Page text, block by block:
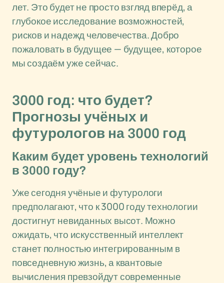
лет. Это будет не просто взгляд вперёд, а
глубокое исследование возможностей,
рисков и надежд человечества. Добро
пожаловать в будущее — будущее, которое
мы создаём уже сейчас.
3000 год: что будет?
Прогнозы учёных и
футурологов на 3000 год
Каким будет уровень технологий
в 3000 году?
Уже сегодня учёные и футурологи
предполагают, что к 3000 году технологии
достигнут невиданных высот. Можно
ожидать, что искусственный интеллект
станет полностью интегрированным в
повседневную жизнь, а квантовые
вычисления превзойдут современные